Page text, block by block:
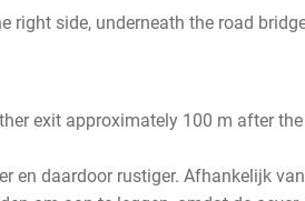
side, underneath the road
exit approximately 100 m after
en daardoor rustiger. Afhankelijk